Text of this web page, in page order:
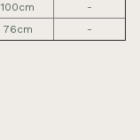
100cm
-
76cm -